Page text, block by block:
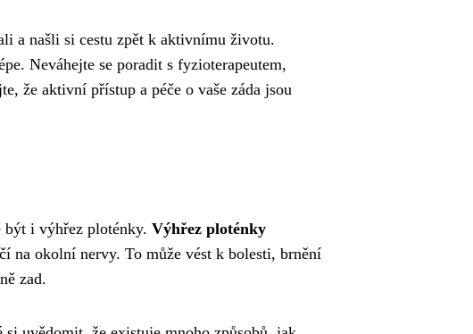
a našli si cestu zpět k aktivnímu životu.
Neváhejte se poradit s fyzioterapeutem,
že aktivní přístup a péče o vaše záda jsou
být i výhřez ploténky. Výhřez ploténky
na okolní nervy. To může vést k bolesti, brnění
zad.